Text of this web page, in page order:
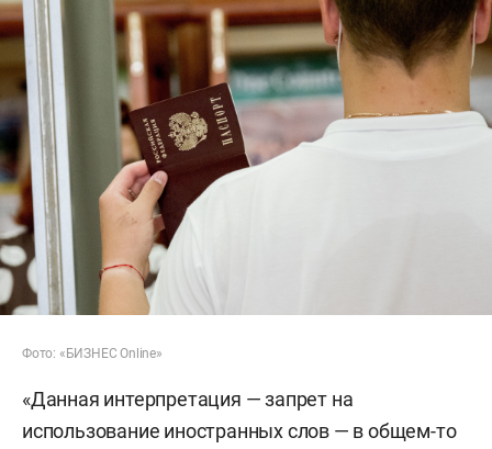
Фото: «БИЗНЕС Online»
«Данная интерпретация — запрет на
использование иностранных слов — в общем-то